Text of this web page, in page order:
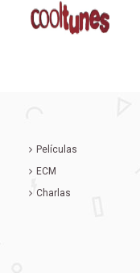
Películas
ECM
Charlas